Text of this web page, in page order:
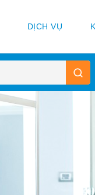
DỊCH VỤ